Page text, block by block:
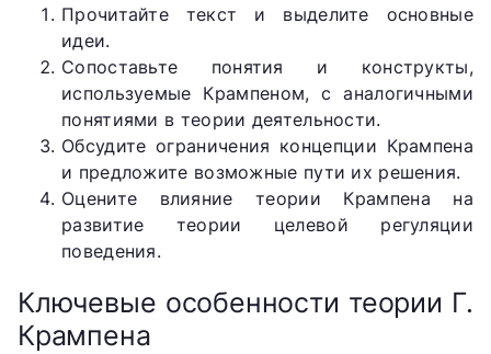
Прочитайте текст и выделите основные
идеи.
Сопоставьте понятия и конструкты,
используемые Крампеном, с аналогичными
понятиями в теории деятельности.
Обсудите ограничения концепции Крампена
и предложите возможные пути их решения.
Оцените влияние теории Крампена на
развитие теории целевой регуляции
поведения.
Ключевые особенности теории Г.
Крампена